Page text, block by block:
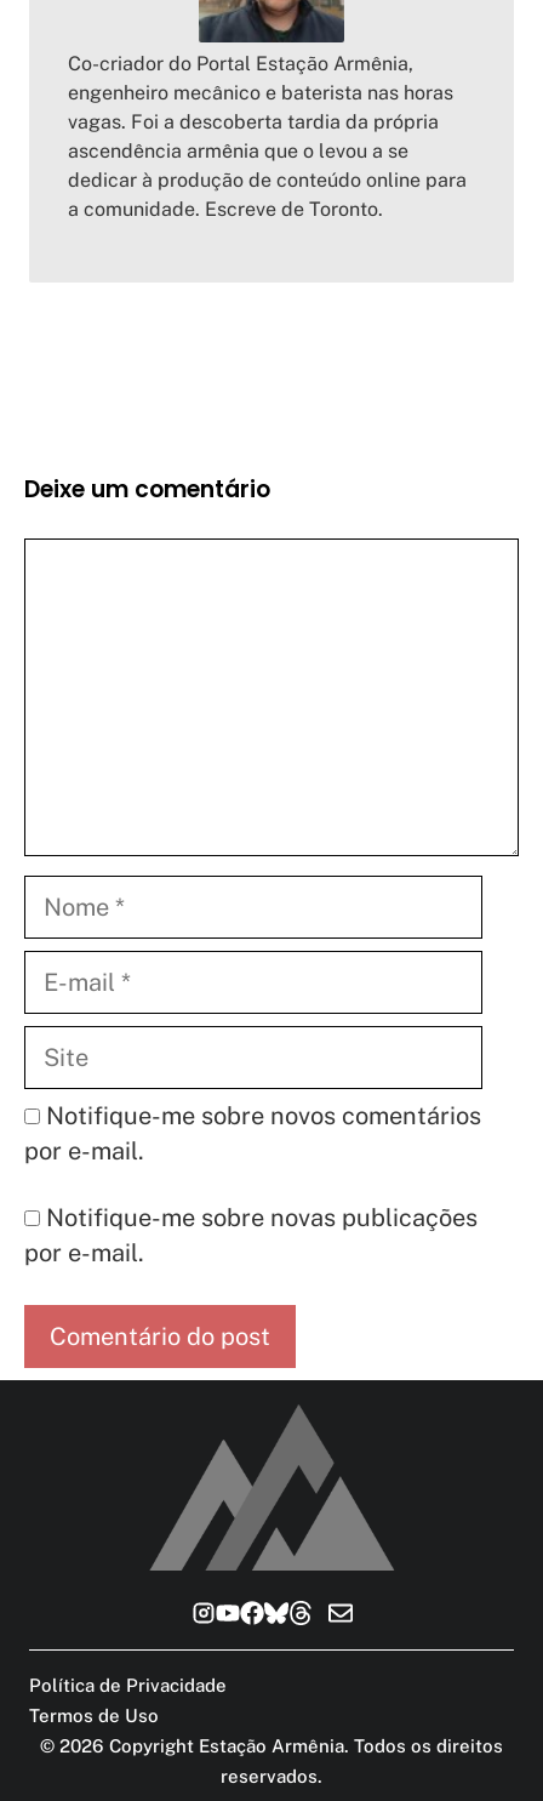
Co-criador do Portal Estação Armênia,
engenheiro mecânico e baterista nas horas
vagas. Foi a descoberta tardia da própria
ascendência armênia que o levou a se
dedicar à produção de conteúdo online para
a comunidade. Escreve de Toronto.
Deixe um comentário
mail
Notifique-me sobre novos comentários
por e-mail.
Notifique-me sobre novas publicações
por e-mail.
© 2026 Copyright Estação Armênia. Todos os direitos
reservados.
Política de Privacidade
Termos de Uso